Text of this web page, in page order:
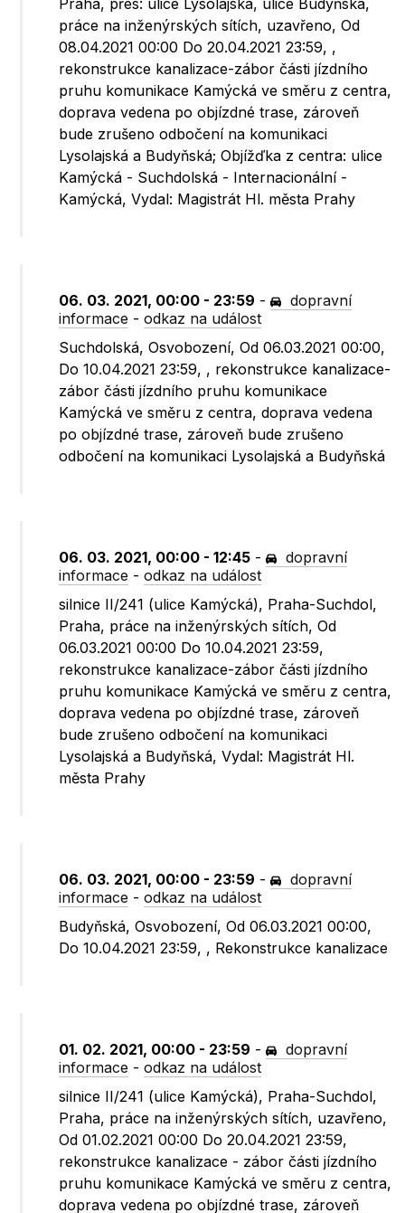
Praha, přes: ulice Lysolajská, ulice Budyňská,
práce na inženýrských sítích, uzavřeno, Od
08.04.2021 00:00 Do 20.04.2021 23:59, ,
rekonstrukce kanalizace-zábor části jízdního
pruhu komunikace Kamýcká ve směru z centra,
doprava vedena po objízdné trase, zároveň
bude zrušeno odbočení na komunikaci
Lysolajská a Budyňská; Objížďka z centra: ulice
Kamýcká - Suchdolská - Internacionální -
Kamýcká, Vydal: Magistrát Hl. města Prahy
06. 03. 2021, 00:00 - 23:59 -
dopravní
informace -odkaz na událost
Suchdolská, Osvobození, Od 06.03.2021 00:00,
Do 10.04.2021 23:59, , rekonstrukce kanalizace-
zábor části jízdního pruhu komunikace
Kamýcká ve směru z centra, doprava vedena
po objízdné trase, zároveň bude zrušeno
odbočení na komunikaci Lysolajská a Budyňská
06. 03. 2021, 00:00 - 12:45 -
dopravní
informace -odkaz na událost
silnice II/241 (ulice Kamýcká), Praha-Suchdol,
Praha, práce na inženýrských sítích, Od
06.03.2021 00:00 Do 10.04.2021 23:59,
rekonstrukce kanalizace-zábor části jízdního
pruhu komunikace Kamýcká ve směru z centra,
doprava vedena po objízdné trase, zároveň
bude zrušeno odbočení na komunikaci
Lysolajská a Budyňská, Vydal: Magistrát Hl.
města Prahy
06. 03. 2021, 00:00 - 23:59 -
dopravní
informace -odkaz na událost
Budyňská, Osvobození, Od 06.03.2021 00:00,
Do 10.04.2021 23:59, , Rekonstrukce kanalizace
01. 02. 2021, 00:00 - 23:59 -
dopravní
informace -odkaz na událost
silnice II/241 (ulice Kamýcká), Praha-Suchdol,
Praha, práce na inženýrských sítích, uzavřeno,
Od 01.02.2021 00:00 Do 20.04.2021 23:59,
rekonstrukce kanalizace - zábor části jízdního
pruhu komunikace Kamýcká ve směru z centra,
doprava vedena po objízdné trase, zároveň